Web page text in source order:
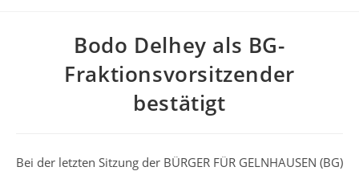
Bodo Delhey als BG-
Fraktionsvorsitzender
bestätigt
Bei der letzten Sitzung der BÜRGER FÜR GELNHAUSEN (BG)